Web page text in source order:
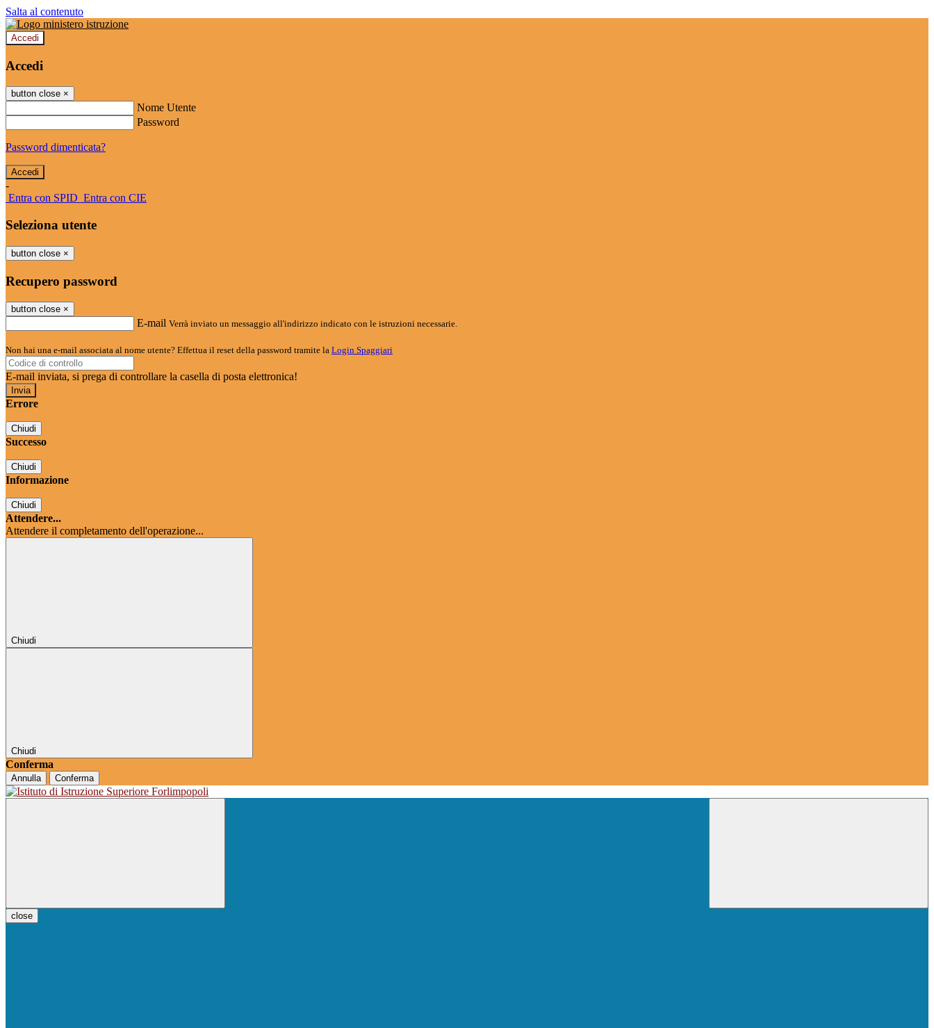
Salta al contenuto
Accedi
Accedi
button close ×
Nome Utente
Password
Password dimenticata?
-
Entra con SPID Entra con CIE
Seleziona utente
button close ×
Recupero password
button close ×
E-mail Verrà inviato un messaggio all'indirizzo indicato con le istruzioni necessarie.
Non hai una e-mail associata al nome utente? Effettua il reset della password tramite la Login Spaggiari
E-mail inviata, si prega di controllare la casella di posta elettronica!
Errore
Chiudi
Successo
Chiudi
Informazione
Chiudi
Attendere...
Attendere il completamento dell'operazione...
Chiudi
Chiudi
Conferma
Annulla Conferma
close